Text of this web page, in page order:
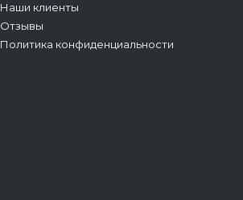
Наши клиенты
Отзывы
Политика конфиденциальности